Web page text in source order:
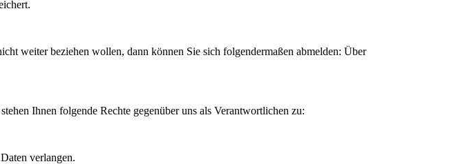
weiter beziehen wollen, dann können Sie sich folgendermaßen abmelden: Über
Ihnen folgende Rechte gegenüber uns als Verantwortlichen zu:
verlangen.